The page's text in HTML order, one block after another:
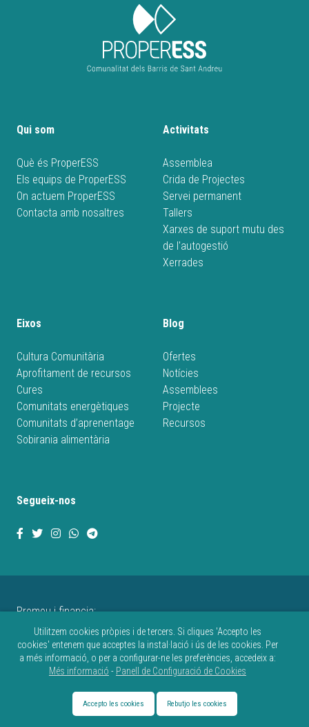
Qui som
Què és ProperESS
Els equips de ProperESS
On actuem ProperESS
Contacta amb nosaltres
Activitats
Assemblea
Crida de Projectes
Servei permanent
Tallers
Xarxes de suport mutu des
de l'autogestió
Xerrades
Eixos
Cultura Comunitària
Aprofitament de recursos
Cures
Comunitats energètiques
Comunitats d’aprenentage
Sobirania alimentària
Blog
Ofertes
Notícies
Assemblees
Projecte
Recursos
Segueix-nos
Promou i financia:
Política de privacitat Política de cookies
Utilitzem cookies pròpies i de tercers. Si cliques 'Accepto les
cookies' entenem que acceptes la instal·lació i ús de les cookies. Per
a més informació, o per a configurar-ne les preferències, accedeix a:
Més informació - Panell de Configuració de Cookies
Accepto les cookies Rebutjo les cookies